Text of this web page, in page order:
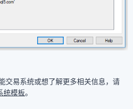
交易系统或想了解更多相关信息，请
统模板。